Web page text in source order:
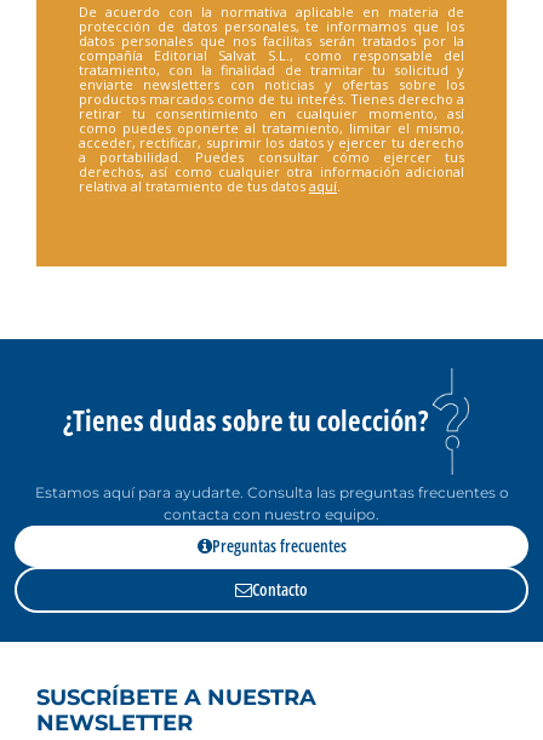
De acuerdo con la normativa aplicable en materia de
protección de datos personales, te informamos que los
datos personales que nos facilitas serán tratados por la
compañía Editorial Salvat S.L., como responsable del
tratamiento, con la finalidad de tramitar tu solicitud y
enviarte newsletters con noticias y ofertas sobre los
productos marcados como de tu interés. Tienes derecho a
retirar tu consentimiento en cualquier momento, así
como puedes oponerte al tratamiento, limitar el mismo,
acceder, rectificar, suprimir los datos y ejercer tu derecho
a portabilidad. Puedes consultar cómo ejercer tus
derechos, así como cualquier otra información adicional
relativa al tratamiento de tus datos aquí
¿Tienes dudas sobre tu colección?
Estamos aquí para ayudarte. Consulta las preguntas frecuentes o
contacta con nuestro equipo.
Preguntas frecuentes
Contacto
SUSCRÍBETE A NUESTRA
NEWSLETTER